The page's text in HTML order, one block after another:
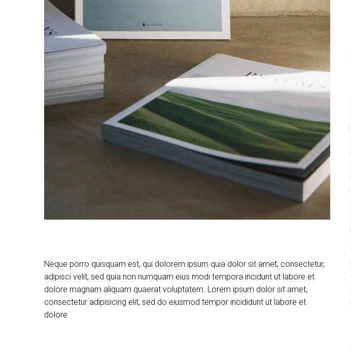
Neque porro quisquam est, qui dolorem ipsum quia dolor sit amet, consectetur,
adipisci velit, sed quia non numquam eius modi tempora incidunt ut labore et
dolore magnam aliquam quaerat voluptatem. Lorem ipsum dolor sit amet,
consectetur adipisicing elit, sed do eiusmod tempor incididunt ut labore et
dolore